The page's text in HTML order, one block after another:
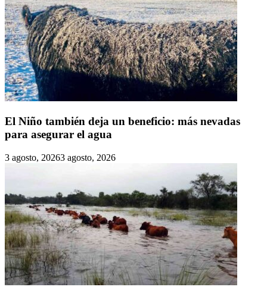
El Niño también deja un beneficio: más nevadas
para asegurar el agua
3 agosto, 20263 agosto, 2026